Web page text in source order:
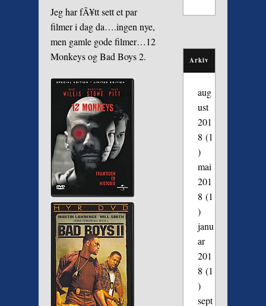
Jeg har fÃ¥tt sett et par
filmer i dag da….ingen nye,
men gamle gode filmer…12
Monkeys og Bad Boys 2.
Arkiv
aug
ust
201
8 (1
)
mai
201
8 (1
)
janu
ar
201
8 (1
)
sept